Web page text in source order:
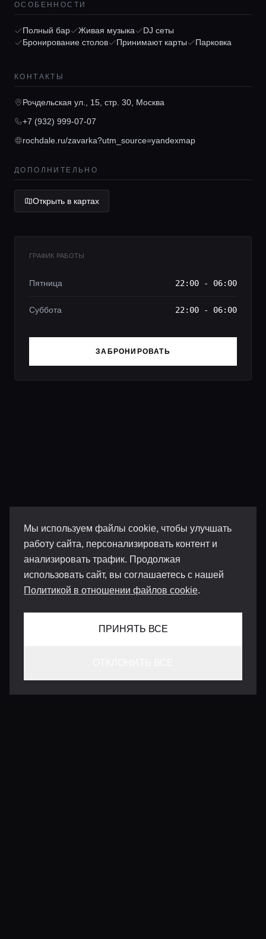
Мы используем файлы cookie, чтобы улучшать
работу сайта, персонализировать контент и
анализировать трафик. Продолжая
использовать сайт, вы соглашаетесь с нашей
Политикой в отношении файлов cookie.
ПРИНЯТЬ ВСЕ
Гиды
Lifestyle журнал
ОСОБЕННОСТИ
Полный бар Живая музыка
DJ сеты
Бронирование столов
Принимают карты Парковка
КОНТАКТЫ
Рочдельская ул., 15, стр. 30, Москва
+7 (932) 999-07-07
rochdale.ru/zavarka?utm_source=yandexmap
ДОПОЛНИТЕЛЬНО
Открыть в картах
ГРАФИК РАБОТЫ
Пятница 22:00 - 06:00
Суббота 22:00 - 06:00
ЗАБРОНИРОВАТЬ